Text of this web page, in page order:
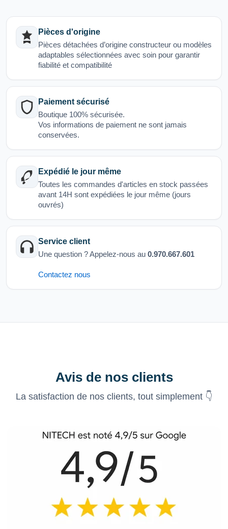
Pièces d'origine
Pièces détachées d’origine constructeur ou modèles
adaptables sélectionnées avec soin pour garantir
fiabilité et compatibilité
Paiement sécurisé
Boutique 100% sécurisée.
Vos informations de paiement ne sont jamais
conservées.
Expédié le jour même
Toutes les commandes d'articles en stock passées
avant 14H sont expédiées le jour même (jours
ouvrés)
Service client
Une question ? Appelez-nous au 0.970.667.601
Contactez nous
Avis de nos clients
La satisfaction de nos clients, tout simplement 👇